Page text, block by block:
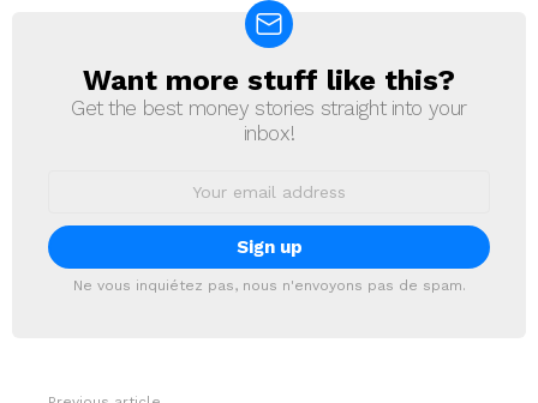
NEWSLETTER
Want more stuff like this?
Get the best money stories straight into your
inbox!
Ne vous inquiétez pas, nous n'envoyons pas de spam.